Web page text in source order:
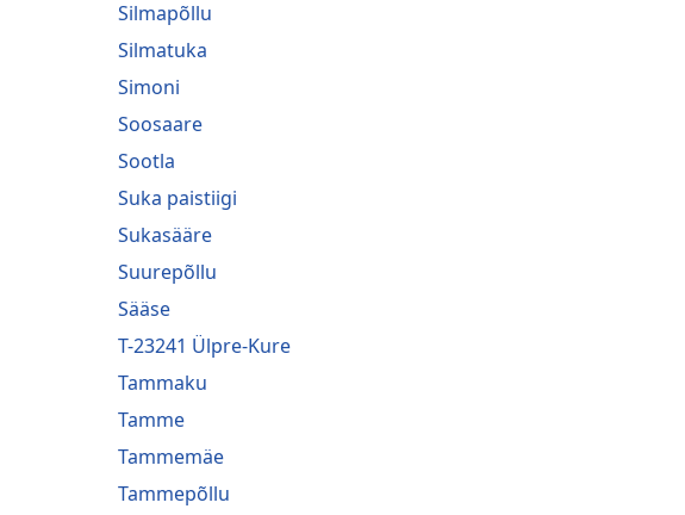
Silmapõllu
Silmatuka
Simoni
Soosaare
Sootla
Suka paistiigi
Sukasääre
Suurepõllu
Sääse
T-23241 Ülpre-Kure
Tammaku
Tamme
Tammemäe
Tammepõllu